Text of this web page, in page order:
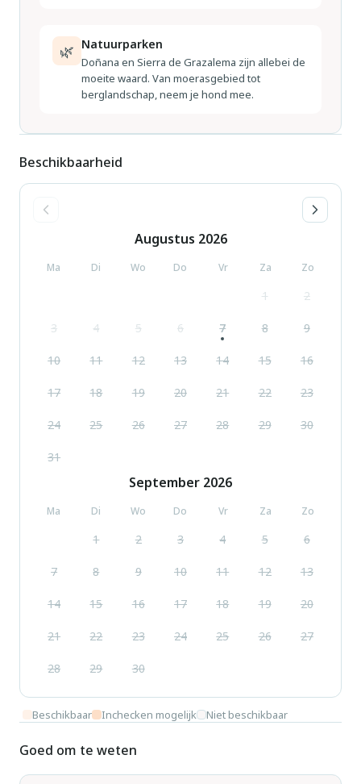
🌿 Natuurparken
Doñana en Sierra de Grazalema zijn allebei de
moeite waard. Van moerasgebied tot
berglandschap, neem je hond mee.
Beschikbaarheid
Augustus 2026
Ma Di Wo Do Vr Za Zo
1 2
3 4 5 6 7 8 9
10 11 12 13 14 15 16
17 18 19 20 21 22 23
24 25 26 27 28 29 30
31
September 2026
Ma Di Wo Do Vr Za Zo
1 2 3 4 5 6
7 8 9 10 11 12 13
14 15 16 17 18 19 20
21 22 23 24 25 26 27
28 29 30
Beschikbaar Inchecken mogelijk Niet beschikbaar
Goed om te weten